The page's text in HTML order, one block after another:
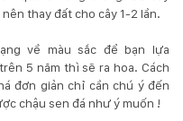
thay đất cho cây 1-2 lần.
về màu sắc để bạn lựa
5 năm thì sẽ ra hoa. Cách
đơn giản chỉ cần chú ý đến
chậu sen đá như ý muốn !